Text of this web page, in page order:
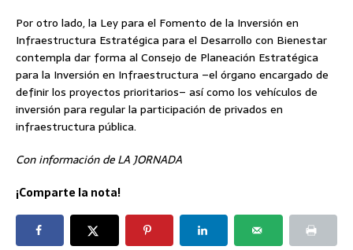
Por otro lado, la Ley para el Fomento de la Inversión en
Infraestructura Estratégica para el Desarrollo con Bienestar
contempla dar forma al Consejo de Planeación Estratégica
para la Inversión en Infraestructura –el órgano encargado de
definir los proyectos prioritarios– así como los vehículos de
inversión para regular la participación de privados en
infraestructura pública.
Con información de LA JORNADA
¡Comparte la nota!